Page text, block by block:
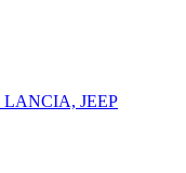
LANCIA, JEEP